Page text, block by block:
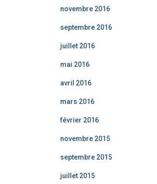
novembre 2016
septembre 2016
juillet 2016
mai 2016
avril 2016
mars 2016
février 2016
novembre 2015
septembre 2015
juillet 2015